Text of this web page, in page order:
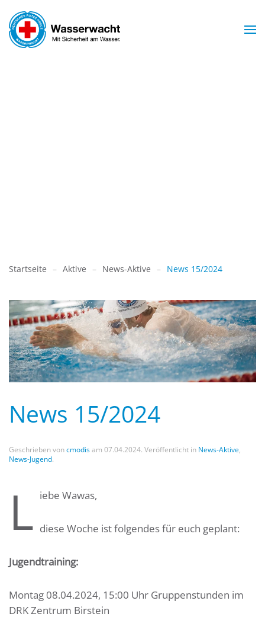
Zum Hauptinhalt springen
Startseite Aktive News-Aktive News 15/2024
News 15/2024
Geschrieben voncmodisam 07.04.2024. Veröffentlicht in News-Aktive,
News-Jugend.
L iebe Wawas,
diese Woche ist folgendes für euch geplant:
Jugendtraining:
Montag 08.04.2024, 15:00 Uhr Gruppenstunden im
DRK Zentrum Birstein